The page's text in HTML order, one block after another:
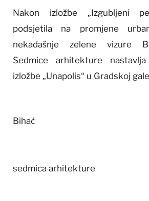
Nakon izložbe „Izgubljeni
podsjetila na promjene
nekadašnje zelene vizure
Sedmice arhitekture
izložbe „Unapolis“ u Gradskoj
Bihać
sedmica arhitekture